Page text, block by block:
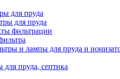
для пруда
для пруда
фильтрации
и лампы для пруда и
пруда, септика